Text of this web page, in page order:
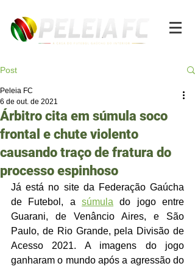
Post
Árbitro cita em súmula soco
frontal e chute violento
causando traço de fratura do
processo espinhoso
Peleia FC
6 de out. de 2021
Já está no site da Federação Gaúcha
de Futebol, a súmula do jogo entre
Guarani, de Venâncio Aires, e São
Paulo, de Rio Grande, pela Divisão de
Acesso 2021. A imagens do jogo
ganharam o mundo após a agressão do